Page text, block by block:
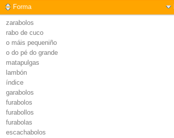
Forma
zarabolos
rabo de cuco
o máis pequeniño
o do pé do grande
matapulgas
lambón
índice
garabolos
furabolos
furabollos
furabolas
escachabolos